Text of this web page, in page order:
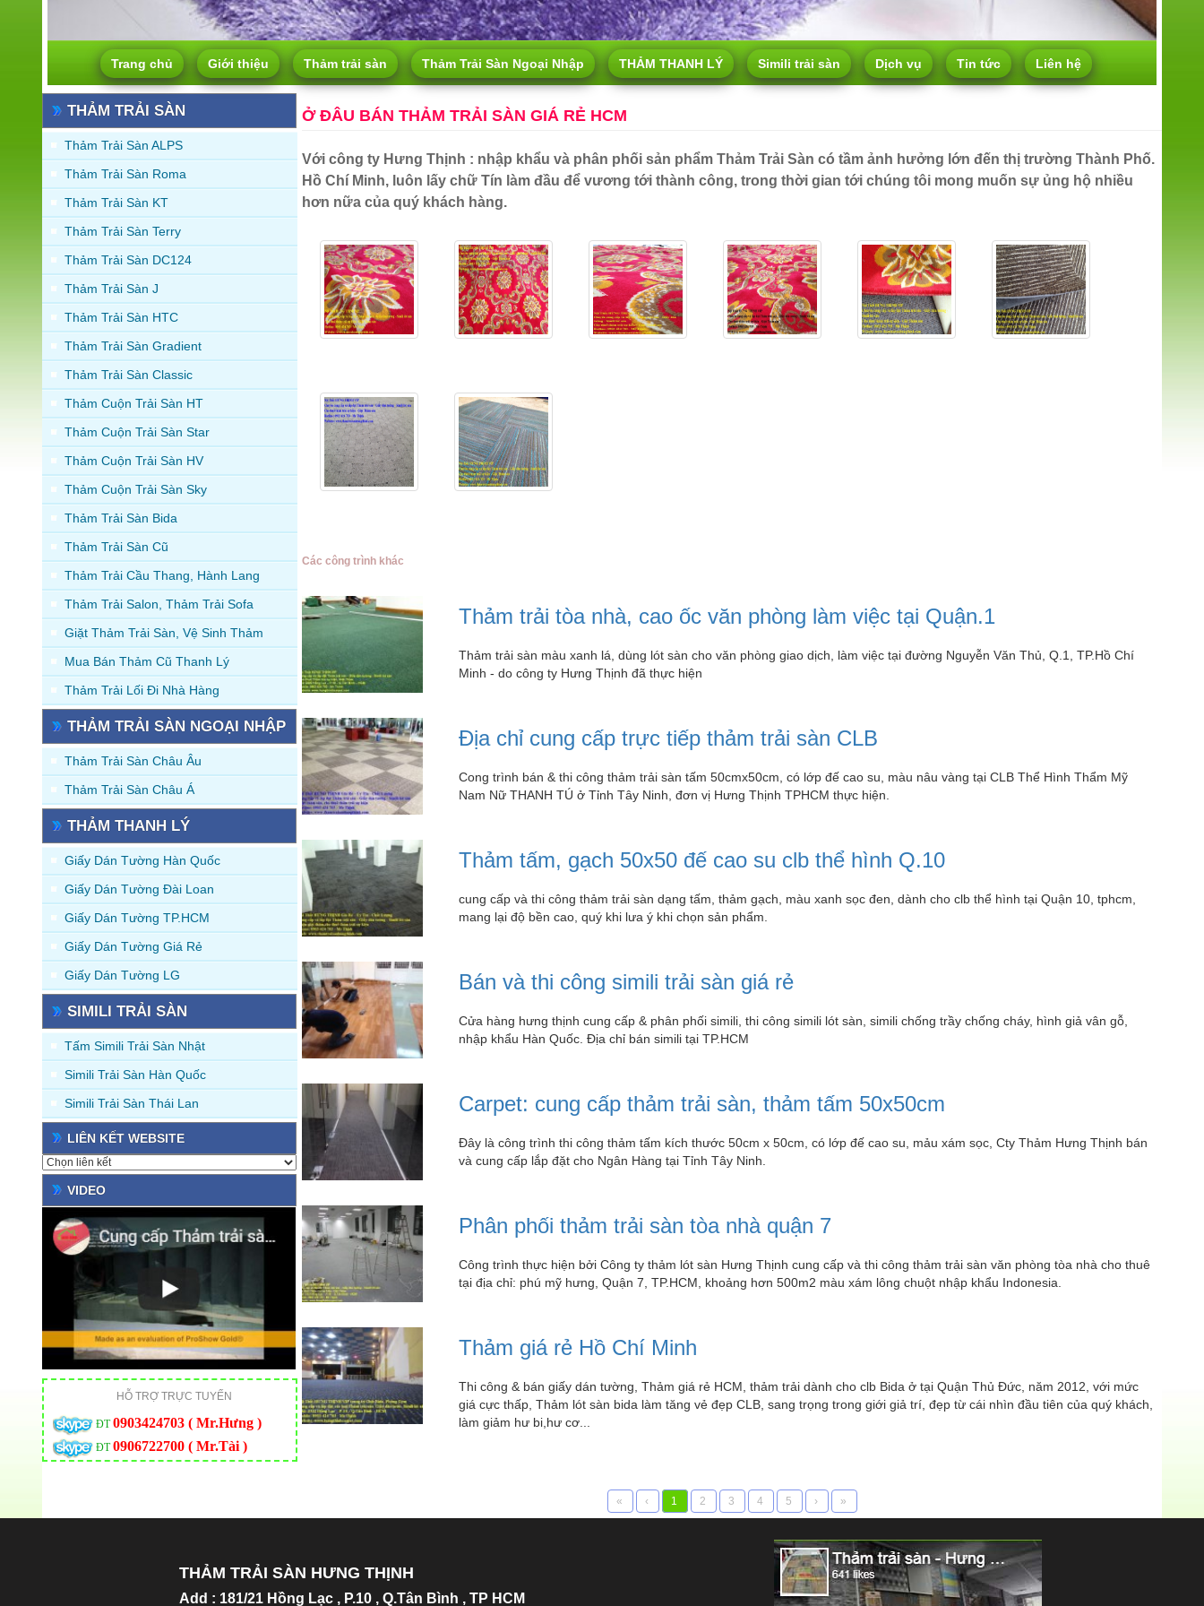
Trang chủ Giới thiệu Thảm trải sàn Thảm Trải Sàn Ngoại Nhập THẢM THANH LÝ Simili trải sàn Dịch vụ Tin tức Liên hệ
THẢM TRẢI SÀN
Thảm Trải Sàn ALPS
Thảm Trải Sàn Roma
Thảm Trải Sàn KT
Thảm Trải Sàn Terry
Thảm Trải Sàn DC124
Thảm Trải Sàn J
Thảm Trải Sàn HTC
Thảm Trải Sàn Gradient
Thảm Trải Sàn Classic
Thảm Cuộn Trải Sàn HT
Thảm Cuộn Trải Sàn Star
Thảm Cuộn Trải Sàn HV
Thảm Cuộn Trải Sàn Sky
Thảm Trải Sàn Bida
Thảm Trải Sàn Cũ
Thảm Trải Cầu Thang, Hành Lang
Thảm Trải Salon, Thảm Trải Sofa
Giặt Thảm Trải Sàn, Vệ Sinh Thảm
Mua Bán Thảm Cũ Thanh Lý
Thảm Trải Lối Đi Nhà Hàng
THẢM TRẢI SÀN NGOẠI NHẬP
Thảm Trải Sàn Châu Âu
Thảm Trải Sàn Châu Á
THẢM THANH LÝ
Giấy Dán Tường Hàn Quốc
Giấy Dán Tường Đài Loan
Giấy Dán Tường TP.HCM
Giấy Dán Tường Giá Rẻ
Giấy Dán Tường LG
SIMILI TRẢI SÀN
Tấm Simili Trải Sàn Nhật
Simili Trải Sàn Hàn Quốc
Simili Trải Sàn Thái Lan
LIÊN KẾT WEBSITE
VIDEO
HỖ TRỢ TRỰC TUYẾN
ĐT0903424703 ( Mr.Hưng )
ĐT0906722700 ( Mr.Tài )
Ở ĐÂU BÁN THẢM TRẢI SÀN GIÁ RẺ HCM
Với công ty Hưng Thịnh : nhập khẩu và phân phối sản phẩm Thảm Trải Sàn có tầm ảnh hưởng lớn đến thị trường Thành Phố.
Hồ Chí Minh, luôn lấy chữ Tín làm đầu để vương tới thành công, trong thời gian tới chúng tôi mong muốn sự ủng hộ nhiều
hơn nữa của quý khách hàng.
Các công trình khác
Thảm trải tòa nhà, cao ốc văn phòng làm việc tại Quận.1
Thảm trải sàn màu xanh lá, dùng lót sàn cho văn phòng giao dịch, làm việc tại đường Nguyễn Văn Thủ, Q.1, TP.Hồ Chí
Minh - do công ty Hưng Thịnh đã thực hiện
Địa chỉ cung cấp trực tiếp thảm trải sàn CLB
Cong trình bán & thi công thảm trải sàn tấm 50cmx50cm, có lớp đế cao su, màu nâu vàng tại CLB Thể Hình Thẩm Mỹ
Nam Nữ THANH TÚ ở Tỉnh Tây Ninh, đơn vị Hưng Thịnh TPHCM thực hiện.
Thảm tấm, gạch 50x50 đế cao su clb thể hình Q.10
cung cấp và thi công thảm trải sàn dạng tấm, thảm gạch, màu xanh sọc đen, dành cho clb thể hình tại Quận 10, tphcm,
mang lại độ bền cao, quý khi lưa ý khi chọn sản phẩm.
Bán và thi công simili trải sàn giá rẻ
Cửa hàng hưng thịnh cung cấp & phân phối simili, thi công simili lót sàn, simili chống trầy chống cháy, hình giả vân gỗ,
nhập khẩu Hàn Quốc. Địa chỉ bán simili tại TP.HCM
Carpet: cung cấp thảm trải sàn, thảm tấm 50x50cm
Đây là công trình thi công thảm tấm kích thước 50cm x 50cm, có lớp đế cao su, mảu xám sọc, Cty Thảm Hưng Thịnh bán
và cung cấp lắp đặt cho Ngân Hàng tại Tỉnh Tây Ninh.
Phân phối thảm trải sàn tòa nhà quận 7
Công trình thực hiện bởi Công ty thảm lót sàn Hưng Thịnh cung cấp và thi công thảm trải sàn văn phòng tòa nhà cho thuê
tại địa chỉ: phú mỹ hưng, Quận 7, TP.HCM, khoảng hơn 500m2 màu xám lông chuột nhập khẩu Indonesia.
Thảm giá rẻ Hồ Chí Minh
Thi công & bán giấy dán tường, Thảm giá rẻ HCM, thảm trải dành cho clb Bida ở tại Quận Thủ Đức, năm 2012, với mức
giá cực thấp, Thảm lót sàn bida làm tăng vẻ đẹp CLB, sang trọng trong giới giả trí, đẹp từ cái nhìn đầu tiên của quý khách,
làm giảm hư bi,hư cơ...
« ‹ 1 2 3 4 5 › »
THẢM TRẢI SÀN HƯNG THỊNH
Add : 181/21 Hồng Lạc , P.10 , Q.Tân Bình , TP HCM